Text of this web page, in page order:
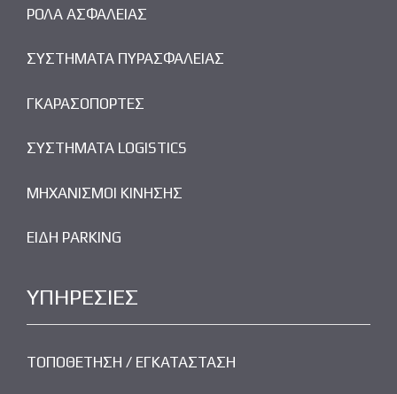
ΡΟΛΑ ΑΣΦΑΛΕΙΑΣ
ΣΥΣΤΗΜΑΤΑ ΠΥΡΑΣΦΑΛΕΙΑΣ
ΓΚΑΡΑΣΟΠΟΡΤΕΣ
ΣΥΣΤΗΜΑΤΑ LOGISTICS
ΜΗΧΑΝΙΣΜΟΙ ΚΙΝΗΣΗΣ
ΕΙΔΗ PARKING
ΥΠΗΡΕΣΙΕΣ
ΤΟΠΟΘΕΤΗΣΗ / ΕΓΚΑΤΑΣΤΑΣΗ